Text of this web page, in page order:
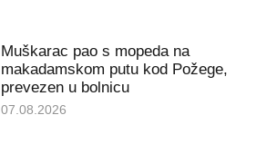
Muškarac pao s mopeda na
makadamskom putu kod Požege,
prevezen u bolnicu
07.08.2026